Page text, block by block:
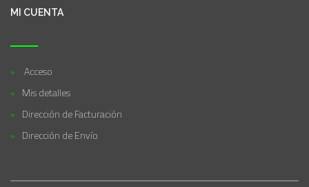
MI CUENTA
Acceso
Mis detalles
Dirección de Facturación
Dirección de Envío